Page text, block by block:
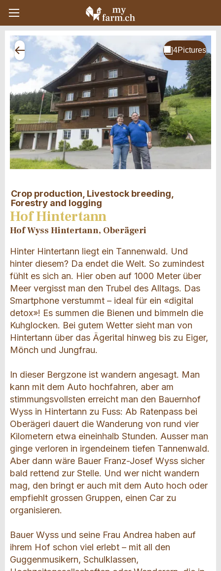
Crop production, Livestock breeding,
Forestry and logging
Hof Hintertann
Hof Wyss Hintertann, Oberägeri
Hinter Hintertann liegt ein Tannenwald. Und
hinter diesem? Da endet die Welt. So zumindest
fühlt es sich an. Hier oben auf 1000 Meter über
Meer vergisst man den Trubel des Alltags. Das
Smartphone verstummt – ideal für ein «digital
detox»! Es summen die Bienen und bimmeln die
Kuhglocken. Bei gutem Wetter sieht man von
Hintertann über das Ägerital hinweg bis zu Eiger,
Mönch und Jungfrau.
In dieser Bergzone ist wandern angesagt. Man
kann mit dem Auto hochfahren, aber am
stimmungsvollsten erreicht man den Bauernhof
Wyss in Hintertann zu Fuss: Ab Ratenpass bei
Oberägeri dauert die Wanderung von rund vier
Kilometern etwa eineinhalb Stunden. Ausser man
ginge verloren in irgendeinem tiefen Tannenwald.
Aber dann wäre Bauer Franz-Josef Wyss sicher
bald rettend zur Stelle. Und wer nicht wandern
mag, den bringt er auch mit dem Auto hoch oder
empfiehlt grossen Gruppen, einen Car zu
organisieren.
Bauer Wyss und seine Frau Andrea haben auf
ihrem Hof schon viel erlebt – mit all den
Guggenmusikern, Schulklassen,